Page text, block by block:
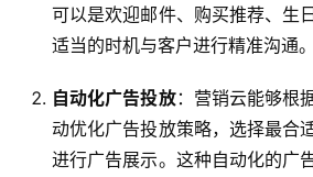
可以是欢迎邮件、购买推荐、生
适当的时机与客户进行精准沟通。
自动化广告投放：营销云能够根
动优化广告投放策略，选择最合
进行广告展示。这种自动化的广